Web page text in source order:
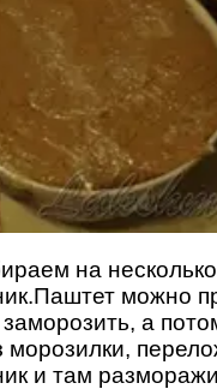
на
можно
а
морозилки,
и там